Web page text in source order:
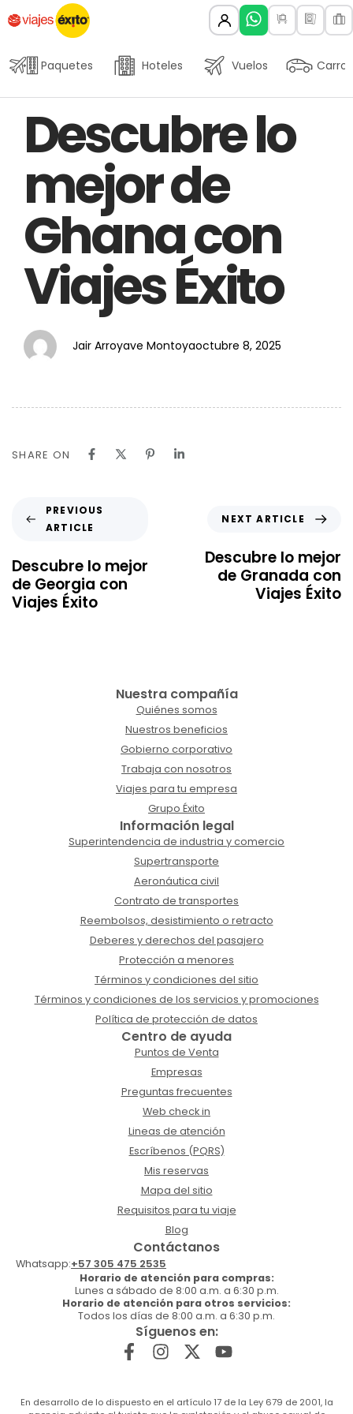
Paquetes Hoteles Vuelos Carros
IN:
Descubre lo
mejor de
Ghana con
Viajes Éxito
Jair Arroyave Montoya
on:
octubre 8, 2025
SHARE ON
PREVIOUS
ARTICLE
Descubre lo mejor
de Georgia con
Viajes Éxito
NEXT ARTICLE
Descubre lo mejor
de Granada con
Viajes Éxito
Nuestra compañía
Quiénes somos
Nuestros beneficios
Gobierno corporativo
Trabaja con nosotros
Viajes para tu empresa
Grupo Éxito
Información legal
Superintendencia de industria y comercio
Supertransporte
Aeronáutica civil
Contrato de transportes
Reembolsos, desistimiento o retracto
Deberes y derechos del pasajero
Protección a menores
Términos y condiciones del sitio
Términos y condiciones de los servicios y promociones
Política de protección de datos
Centro de ayuda
Puntos de Venta
Empresas
Preguntas frecuentes
Web check in
Lineas de atención
Escríbenos (PQRS)
Mis reservas
Mapa del sitio
Requisitos para tu viaje
Blog
Contáctanos
Whatsapp:+57 305 475 2535
Horario de atención para compras:
Lunes a sábado de 8:00 a.m. a 6:30 p.m.
Horario de atención para otros servicios:
Todos los días de 8:00 a.m. a 6:30 p.m.
Síguenos en:
En desarrollo de lo dispuesto en el artículo 17 de la Ley 679 de 2001, la